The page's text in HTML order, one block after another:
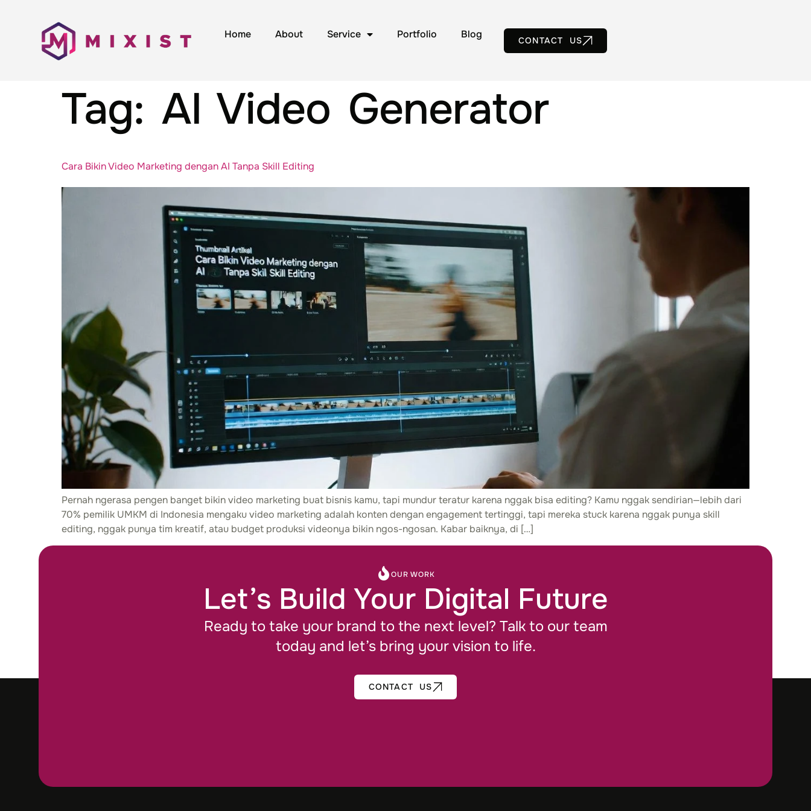
Home About Service Portfolio Blog CONTACT US
Tag: AI Video Generator
Cara Bikin Video Marketing dengan AI Tanpa Skill Editing
Pernah ngerasa pengen banget bikin video marketing buat bisnis kamu, tapi mundur teratur karena nggak bisa editing? Kamu nggak sendirian—lebih dari
70% pemilik UMKM di Indonesia mengaku video marketing adalah konten dengan engagement tertinggi, tapi mereka stuck karena nggak punya skill
editing, nggak punya tim kreatif, atau budget produksi videonya bikin ngos-ngosan. Kabar baiknya, di […]
OUR WORK
Let’s Build Your Digital Future
Ready to take your brand to the next level? Talk to our team
today and let’s bring your vision to life.
CONTACT US